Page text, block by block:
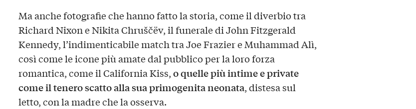
Ma anche fotografie che hanno fatto la storia, come il diverbio tra
Richard Nixon e Nikita Chruščëv, il funerale di John Fitzgerald
Kennedy, l’indimenticabile match tra Joe Frazier e Muhammad Alì,
così come le icone più amate dal pubblico per la loro forza
romantica, come il California Kiss,o quelle più intime e private
come il tenero scatto alla sua primogenita neonata, distesa sul
letto, con la madre che la osserva.